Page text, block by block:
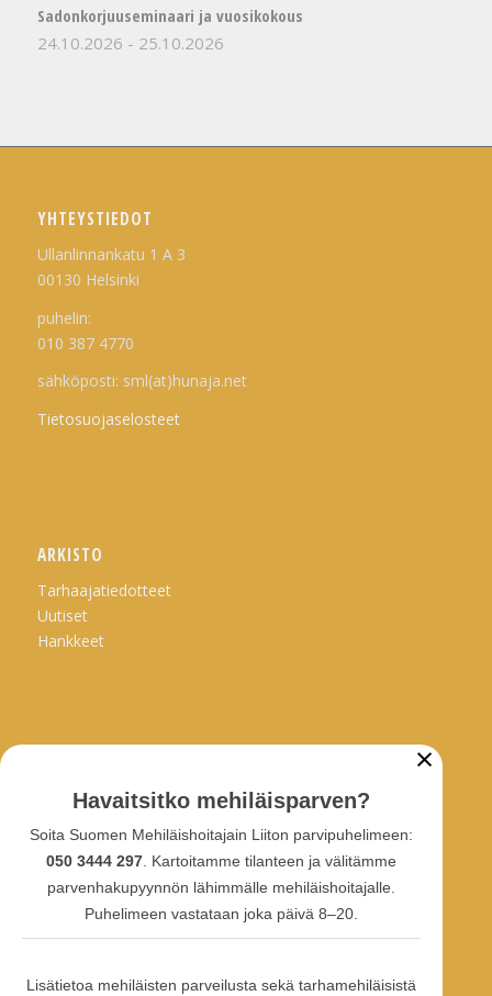
Sadonkorjuuseminaari ja vuosikokous
24.10.2026 - 25.10.2026
YHTEYSTIEDOT
Ullanlinnankatu 1 A 3
00130 Helsinki
puhelin:
010 387 4770
sähköposti: sml(at)hunaja.net
Tietosuojaselosteet
ARKISTO
Tarhaajatiedotteet
Uutiset
Hankkeet
Facebook-ryhmä
Facebook-sivu
Facebook-profiili
Youtube
Havaitsitko mehiläisparven?
Soita Suomen Mehiläishoitajain Liiton parvipuhelimeen:
050 3444 297 . Kartoitamme tilanteen ja välitämme
parvenhakupyynnön lähimmälle mehiläishoitajalle.
Puhelimeen vastataan joka päivä 8–20.
Lisätietoa mehiläisten parveilusta sekä tarhamehiläisistä
×